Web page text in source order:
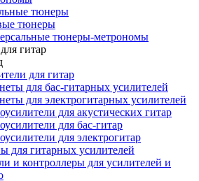
тюнеры
тюнеры
тюнеры-метрономы
гитар
для гитар
для бас-гитарных усилителей
для электрогитарных усилителей
для акустических гитар
для бас-гитар
для электрогитар
для гитарных усилителей
и контроллеры для усилителей и